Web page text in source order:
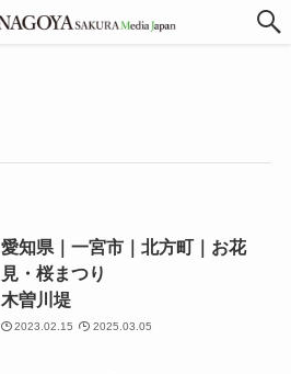
愛知県｜一宮市｜北方町｜お花
見・桜まつり
木曽川堤
2023.02.15 2025.03.05